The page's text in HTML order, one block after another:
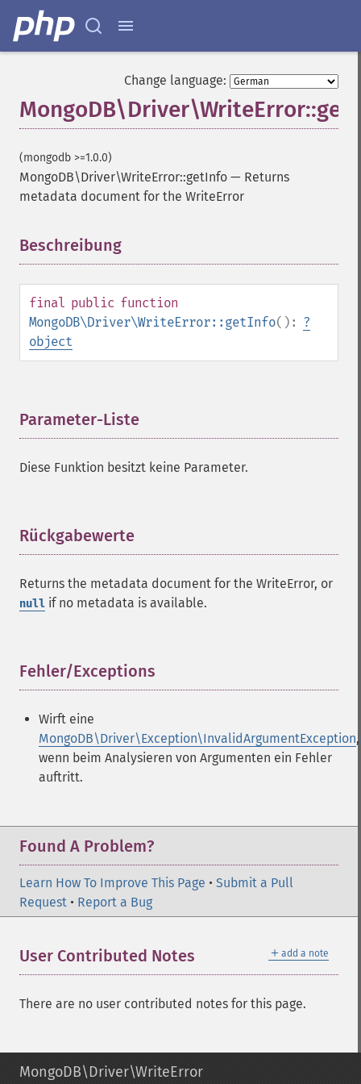
Change language:
(mongodb >=1.0.0)
MongoDB\Driver\WriteError::getInfo — Returns
metadata document for the WriteError
Beschreibung
final public function
MongoDB\Driver\WriteError::getInfo(): ?
object
Parameter-Liste
Diese Funktion besitzt keine Parameter.
Rückgabewerte
Returns the metadata document for the WriteError, or
null if no metadata is available.
Fehler/Exceptions
Wirft eine
MongoDB\Driver\Exception\InvalidArgumentException,
wenn beim Analysieren von Argumenten ein Fehler
auftritt.
Found A Problem?
Learn How To Improve This Page • Submit a Pull
Request • Report a Bug
＋ add a note
User Contributed Notes
There are no user contributed notes for this page.
MongoDB\Driver\WriteError